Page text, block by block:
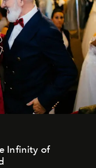
Infinity of